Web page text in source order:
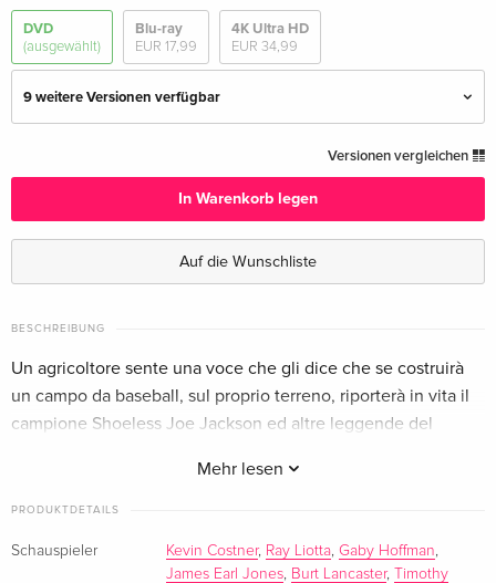
DVD
(ausgewählt)
Blu-ray
EUR 17,99
4K Ultra HD
EUR 34,99
9 weitere Versionen verfügbar
vergriffen
Englisch · UK Version
Standard Edition
Englisch · US Version
Englisch · US Version
Versionen vergleichen
In Warenkorb legen
Auf die Wunschliste
BESCHREIBUNG
Mehr lesen
Un agricoltore sente una voce che gli dice che se costruirà
un campo da baseball, sul proprio terreno, riporterà in vita il
campione Shoeless Joe Jackson ed altre leggende del
PRODUKTDETAILS
Schauspieler Kevin Costner, Ray Liotta, Gaby Hoffman,
James Earl Jones, Burt Lancaster,
Timothy